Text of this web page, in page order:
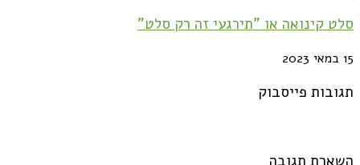
סלט קינואה או "תירגעי זה רק סלט"
15 במאי 2023
תגובות פייסבוק
השארת תגובה